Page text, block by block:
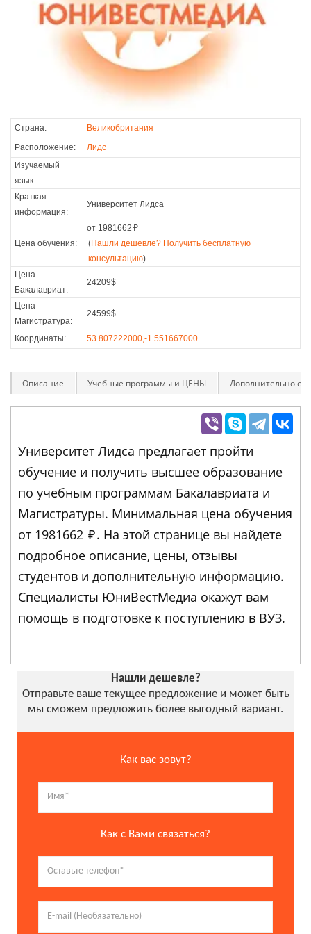
Страна:
Великобритания
Расположение:
Лидс
Изучаемый
язык:
Краткая
информация:
Университет Лидса
Цена обучения:
от 1981662 ₽
(Нашли дешевле? Получить бесплатную
консультацию)
Цена
Бакалавриат:
24209$
Цена
Магистратура:
24599$
Координаты: 53.807222000,-1.551667000
Описание Учебные программы и ЦЕНЫ Дополнительно
Университет Лидса предлагает пройти
обучение и получить высшее образование
по учебным программам Бакалавриата и
Магистратуры. Минимальная цена обучения
от 1981662 ₽. На этой странице вы найдете
подробное описание, цены, отзывы
студентов и дополнительную информацию.
Специалисты ЮниВестМедиа окажут вам
помощь в подготовке к поступлению в ВУЗ.
Нашли дешевле?
Отправьте ваше текущее предложение и может быть
мы сможем предложить более выгодный вариант.
Как вас зовут?
Как с Вами связаться?